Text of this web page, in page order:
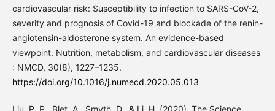
cardiovascular risk: Susceptibility to infection to SARS-CoV-2,
severity and prognosis of Covid-19 and blockade of the renin-
angiotensin-aldosterone system. An evidence-based
viewpoint. Nutrition, metabolism, and cardiovascular diseases
: NMCD, 30(8), 1227–1235.
https://doi.org/10.1016/j.numecd.2020.05.013